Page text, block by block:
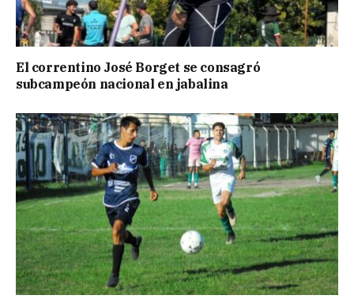
El correntino José Borget se consagró
subcampeón nacional en jabalina